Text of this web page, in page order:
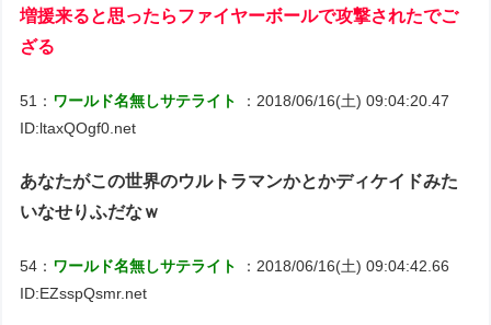
増援来ると思ったらファイヤーボールで攻撃されたでご
ざる
51： ワールド名無しサテライト
：2018/06/16(土) 09:04:20.47
ID:ltaxQOgf0.net
あなたがこの世界のウルトラマンかとかディケイドみた
いなせりふだなｗ
54： ワールド名無しサテライト
：2018/06/16(土) 09:04:42.66
ID:EZsspQsmr.net